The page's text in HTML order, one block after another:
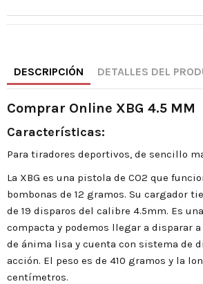
DESCRIPCIÓN DETALLES DEL
Comprar Online XBG 4.5 MM
Características:
Para tiradores deportivos, de sencillo
La XBG es una pistola de CO2 que
bombonas de 12 gramos. Su cargador
de 19 disparos del calibre 4.5mm. Es
compacta y podemos llegar a disparar a
de ánima lisa y cuenta con sistema de
acción. El peso es de 410 gramos y la
centímetros.